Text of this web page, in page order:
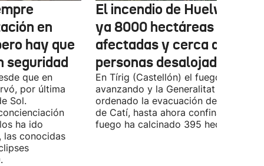
en
hay que
seguridad
que en
por última
Sol.
ha ido
las conocidas
El incendio de Huelva deja
ya 8000 hectáreas
afectadas y cerca de 500
personas desalojadas
En Tírig (Castellón) el fuego sigue
avanzando y la Generalitat ha
ordenado la evacuación de la
de Catí, hasta ahora confinado. El
fuego ha calcinado 395 hectáreas.